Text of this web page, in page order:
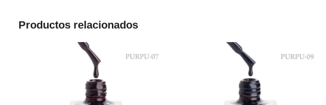
Productos relacionados